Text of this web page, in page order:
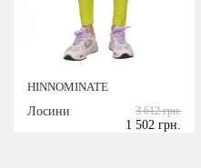
HINNOMINATE
Лосини
3 612 грн.
1 502 грн.